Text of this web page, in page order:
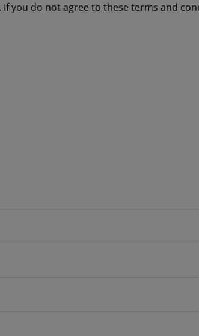
you do not agree to these terms and